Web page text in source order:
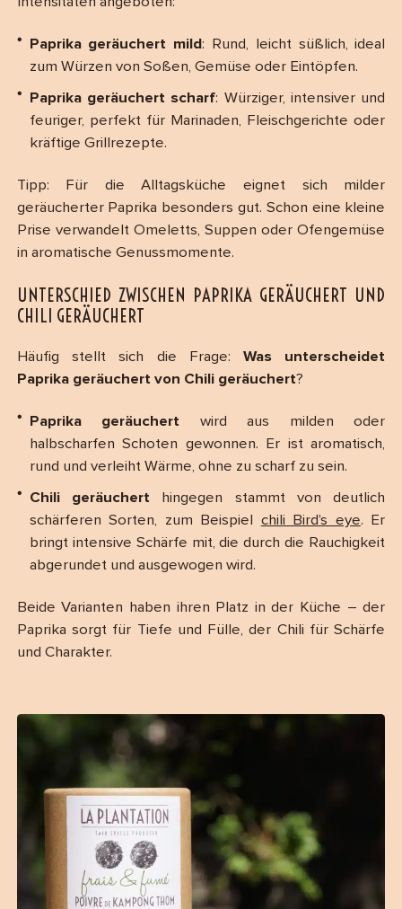
Paprika geräuchert mild: Rund, leicht süßlich, ideal
zum Würzen von Soßen, Gemüse oder Eintöpfen.
Paprika geräuchert scharf: Würziger, intensiver und
feuriger, perfekt für Marinaden, Fleischgerichte oder
kräftige Grillrezepte.
Tipp: Für die Alltagsküche eignet sich milder
geräucherter Paprika besonders gut. Schon eine kleine
Prise verwandelt Omeletts, Suppen oder Ofengemüse
in aromatische Genussmomente.
UNTERSCHIED ZWISCHEN PAPRIKA GERÄUCHERT UND
CHILI GERÄUCHERT
Häufig stellt sich die Frage:Was unterscheidet
Paprika geräuchert von Chili geräuchert?
Paprika geräuchert wird aus milden oder
halbscharfen Schoten gewonnen. Er ist aromatisch,
rund und verleiht Wärme, ohne zu scharf zu sein.
Chili geräuchert hingegen stammt von deutlich
schärferen Sorten, zum Beispiel chili Bird’s eye. Er
bringt intensive Schärfe mit, die durch die Rauchigkeit
abgerundet und ausgewogen wird.
Beide Varianten haben ihren Platz in der Küche – der
Paprika sorgt für Tiefe und Fülle, der Chili für Schärfe
und Charakter.